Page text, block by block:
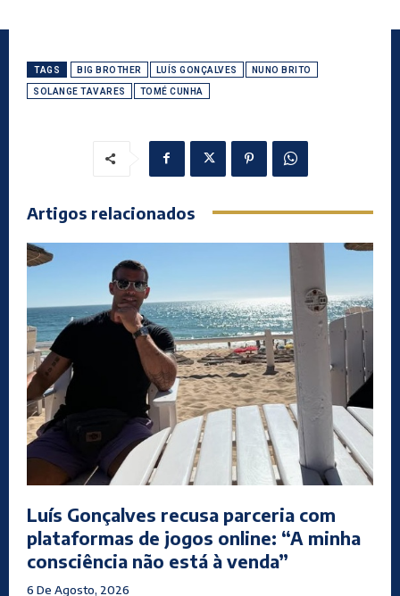
TAGS BIG BROTHER LUÍS GONÇALVES NUNO BRITO
SOLANGE TAVARES TOMÉ CUNHA
Artigos relacionados
Luís Gonçalves recusa parceria com
plataformas de jogos online: “A minha
consciência não está à venda”
6 De Agosto, 2026